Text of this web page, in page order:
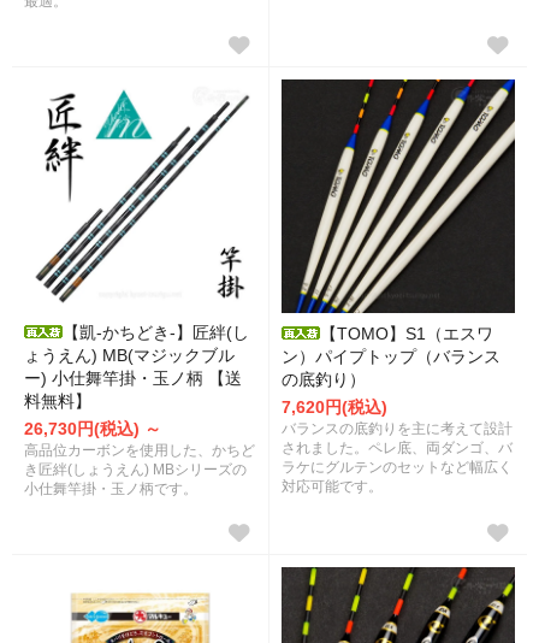
【凱-かちどき-】匠絆(し
ょうえん) MB(マジックブル
ー) 小仕舞竿掛・玉ノ柄 【送
料無料】
26,730円(税込) ～
高品位カーボンを使用した、かちど
き匠絆(しょうえん) MBシリーズの
小仕舞竿掛・玉ノ柄です。
【TOMO】S1（エスワ
ン）パイプトップ（バランス
の底釣り）
7,620円(税込)
バランスの底釣りを主に考えて設計
されました。ペレ底、両ダンゴ、バ
ラケにグルテンのセットなど幅広く
対応可能です。